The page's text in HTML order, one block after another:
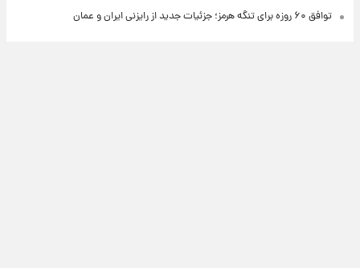
توافق ۶۰ روزه برای تنگه هرمز؛ جزئیات جدید از رایزنی ایران و عمان